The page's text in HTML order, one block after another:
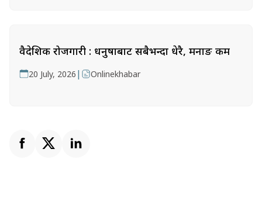
वैदेशिक रोजगारी : धनुषाबाट सबैभन्दा धेरै, मनाङ कम
20 July, 2026 | Onlinekhabar